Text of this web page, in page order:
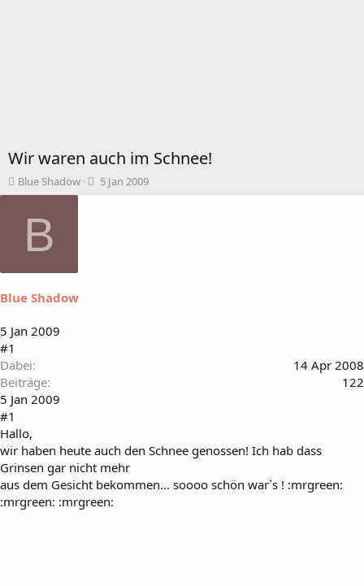
Wir waren auch im Schnee!
T
h
a
t
Blue Shadow
B
e
5 Jan 2009
B
Blue Shadow
5 Jan 2009
#1
Dabei
14 Apr 2008
Beiträge
122
5 Jan 2009
#1
Hallo,
wir haben heute auch den Schnee genossen! Ich hab dass
Grinsen gar nicht mehr
aus dem Gesicht bekommen... soooo schön war`s ! :mrgreen:
:mrgreen: :mrgreen: